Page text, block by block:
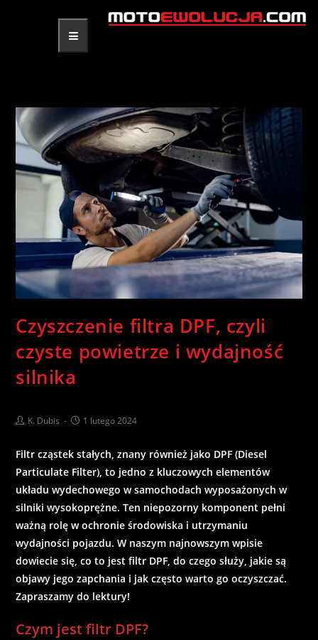
Czyszczenie filtra DPF, czyli
czyste powietrze i wydajność
silnika
K. Dubis 1 lutego 2024
Filtr cząstek stałych, znany również jako DPF (Diesel
Particulate Filter), to jedno z kluczowych elementów
układu wydechowego w samochodach wyposażonych w
silniki wysokoprężne. Ten niepozorny komponent pełni
ważną rolę w ochronie środowiska i utrzymaniu
wydajności pojazdu. W naszym najnowszym wpisie
dowiecie się, co to jest filtr DPF, do czego służy, jakie są
objawy jego zapchania i jak często warto go oczyszczać.
Zapraszamy do lektury!
Czym jest filtr DPF?